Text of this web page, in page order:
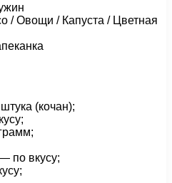
/ Овощи / Капуста / Цветная
(кочан);
по вкусу;